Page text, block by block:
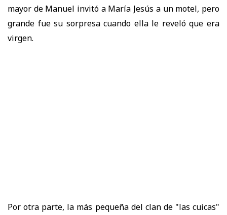
mayor de Manuel invitó a María Jesús a un motel, pero
grande fue su sorpresa cuando ella le reveló que era
virgen.
Por otra parte, la más pequeña del clan de "las cuicas"